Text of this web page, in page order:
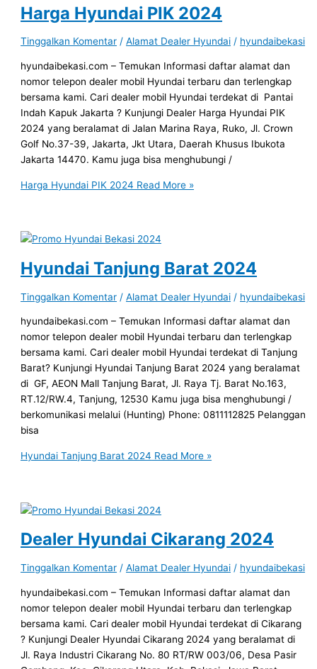
Harga Hyundai PIK 2024
Tinggalkan Komentar /Alamat Dealer Hyundai / hyundaibekasi
hyundaibekasi.com – Temukan Informasi daftar alamat dan
nomor telepon dealer mobil Hyundai terbaru dan terlengkap
bersama kami. Cari dealer mobil Hyundai terdekat di Pantai
Indah Kapuk Jakarta ? Kunjungi Dealer Harga Hyundai PIK
2024 yang beralamat di Jalan Marina Raya, Ruko, Jl. Crown
Golf No.37-39, Jakarta, Jkt Utara, Daerah Khusus Ibukota
Jakarta 14470. Kamu juga bisa menghubungi /
Harga Hyundai PIK 2024 Read More »
Hyundai Tanjung Barat 2024
Tinggalkan Komentar /Alamat Dealer Hyundai / hyundaibekasi
hyundaibekasi.com – Temukan Informasi daftar alamat dan
nomor telepon dealer mobil Hyundai terbaru dan terlengkap
bersama kami. Cari dealer mobil Hyundai terdekat di Tanjung
Barat? Kunjungi Hyundai Tanjung Barat 2024 yang beralamat
di GF, AEON Mall Tanjung Barat, Jl. Raya Tj. Barat No.163,
RT.12/RW.4, Tanjung, 12530 Kamu juga bisa menghubungi /
berkomunikasi melalui (Hunting) Phone: 0811112825 Pelanggan
bisa
Hyundai Tanjung Barat 2024 Read More »
Dealer Hyundai Cikarang 2024
Tinggalkan Komentar /Alamat Dealer Hyundai / hyundaibekasi
hyundaibekasi.com – Temukan Informasi daftar alamat dan
nomor telepon dealer mobil Hyundai terbaru dan terlengkap
bersama kami. Cari dealer mobil Hyundai terdekat di Cikarang
? Kunjungi Dealer Hyundai Cikarang 2024 yang beralamat di
Jl. Raya Industri Cikarang No. 80 RT/RW 003/06, Desa Pasir